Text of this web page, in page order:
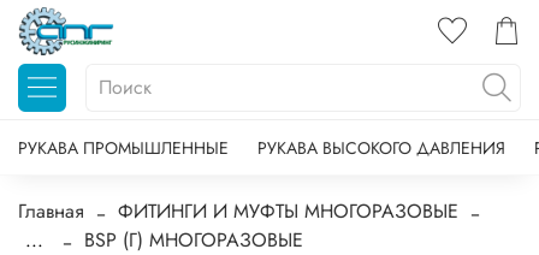
РУКАВА ПРОМЫШЛЕННЫЕ РУКАВА ВЫСОКОГО ДАВЛЕНИЯ
Главная
ФИТИНГИ И МУФТЫ МНОГОРАЗОВЫЕ
...
BSP (Г) МНОГОРАЗОВЫЕ